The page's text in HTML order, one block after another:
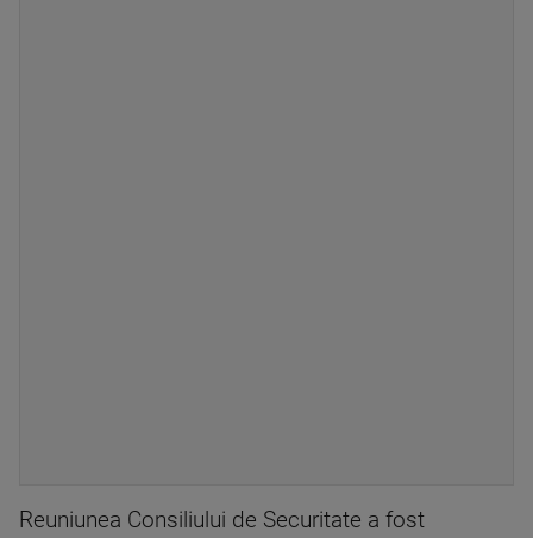
Reuniunea Consiliului de Securitate a fost